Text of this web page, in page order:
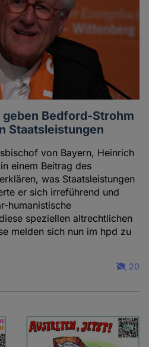
geben Bedford-Strohm
Staatsleistungen
von Bayern, Heinrich
einem Beitrag des
was Staatsleistungen
er sich irreführend und
humanistische
speziellen altrechtlichen
melden sich nun im hpd zu
20